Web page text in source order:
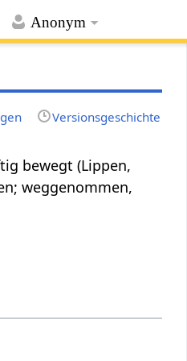
Anonym
Versionsgeschichte
bewegt (Lippen,
weggenommen,